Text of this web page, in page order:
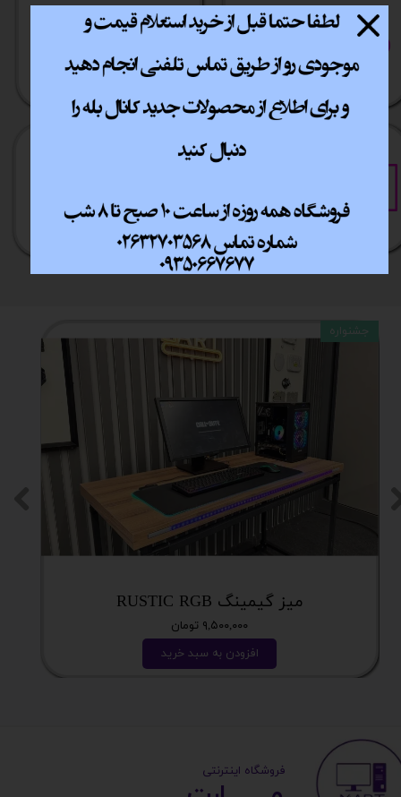
پشتیبانی انلاین
​7روز هفته 10تا 20
ارسال سریع
​​سراسر ایران
فقط با چند کلیک آسان به راحتی
میز گیمینگ RUSTIC RGB
۹,۵۰۰,۰۰۰ تومان
افزودن به سبد خرید
جشنواره
​ ​فروشگاه اینترنتی